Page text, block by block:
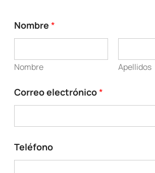
Nombre*
Nombre Apellidos
Correo electrónico*
Teléfono